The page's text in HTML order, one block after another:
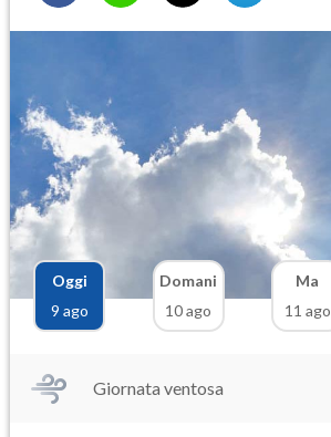
Oggi
9 ago
Domani
10 ago
Ma
11 ago
Giornata ventosa